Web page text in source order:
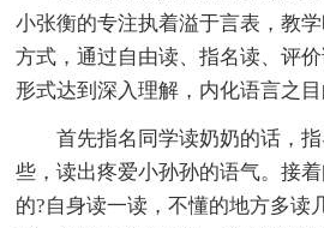
小张衡的专注执着溢于言表，教
方式，通过自由读、指名读、评
形式达到深入理解，内化语言之目
首先指名同学读奶奶的话，指
些，读出疼爱小孙孙的语气。接
的?自身读一读，不懂的地方多读